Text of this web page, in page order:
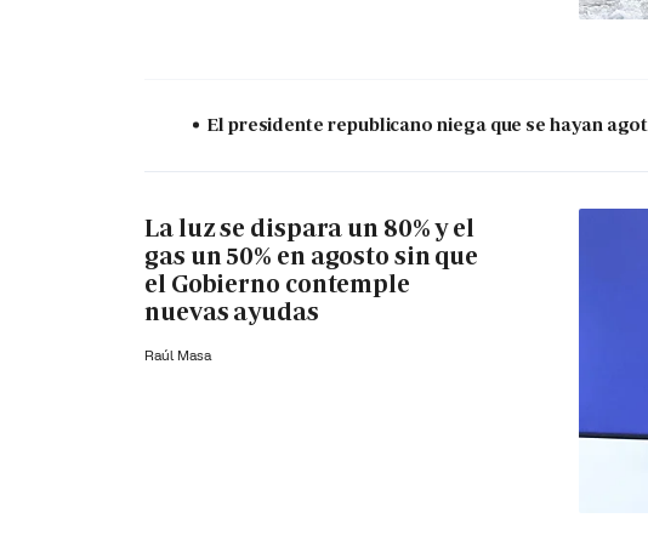
El presidente republicano niega que se hayan
La luz se dispara un 80% y el
gas un 50% en agosto sin que
el Gobierno contemple
nuevas ayudas
Raúl Masa